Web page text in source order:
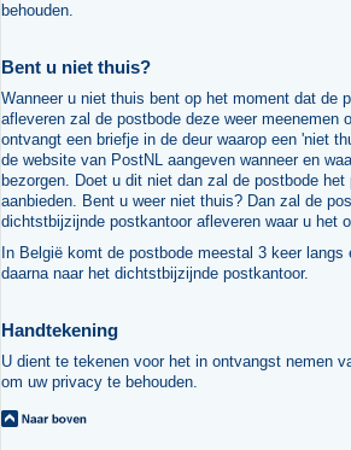
behouden.
Bent u niet thuis?
Wanneer u niet thuis bent op het moment dat de
afleveren zal de postbode deze weer meenemen
ontvangt een briefje in de deur waarop een 'niet
de website van PostNL aangeven wanneer en
bezorgen. Doet u dit niet dan zal de postbode
aanbieden. Bent u weer niet thuis? Dan zal de
dichtstbijzijnde postkantoor afleveren waar u het
In België komt de postbode meestal 3 keer langs
daarna naar het dichtstbijzijnde postkantoor.
Handtekening
U dient te tekenen voor het in ontvangst nemen
om uw privacy te behouden.